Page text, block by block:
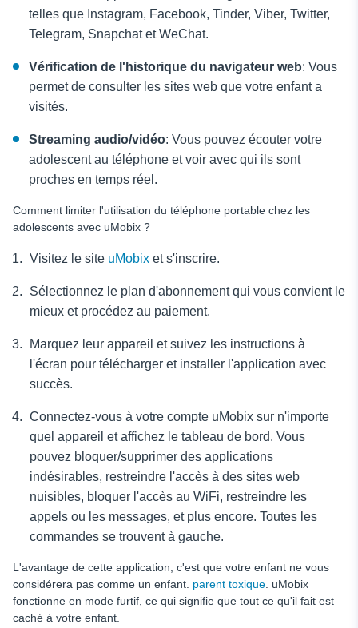
telles que Instagram, Facebook, Tinder, Viber, Twitter,
Telegram, Snapchat et WeChat.
Vérification de l'historique du navigateur web: Vous
permet de consulter les sites web que votre enfant a
visités.
Streaming audio/vidéo: Vous pouvez écouter votre
adolescent au téléphone et voir avec qui ils sont
proches en temps réel.
Comment limiter l'utilisation du téléphone portable chez les
adolescents avec uMobix ?
Visitez le site uMobix et s'inscrire.
Sélectionnez le plan d'abonnement qui vous convient le
mieux et procédez au paiement.
Marquez leur appareil et suivez les instructions à
l'écran pour télécharger et installer l'application avec
succès.
Connectez-vous à votre compte uMobix sur n'importe
quel appareil et affichez le tableau de bord. Vous
pouvez bloquer/supprimer des applications
indésirables, restreindre l'accès à des sites web
nuisibles, bloquer l'accès au WiFi, restreindre les
appels ou les messages, et plus encore. Toutes les
commandes se trouvent à gauche.
L'avantage de cette application, c'est que votre enfant ne vous
considérera pas comme un enfant. parent toxique . uMobix
fonctionne en mode furtif, ce qui signifie que tout ce qu'il fait est
caché à votre enfant.